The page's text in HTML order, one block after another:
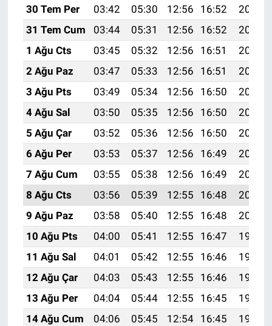
30 Tem Per
03:42 05:30 12:56 16:52
20:12
31 Tem Cum
03:44 05:31 12:56 16:52
20:11
1 Ağu Cts
03:45 05:32 12:56 16:51
20:10
2 Ağu Paz
03:47 05:33 12:56 16:51
20:09
3 Ağu Pts
03:49 05:34 12:56 16:50
20:08
4 Ağu Sal
03:50 05:35 12:56 16:50
20:07
5 Ağu Çar
03:52 05:36 12:56 16:50
20:06
6 Ağu Per
03:53 05:37 12:56 16:49
20:04
7 Ağu Cum
03:55 05:38 12:56 16:49
20:03
8 Ağu Cts
03:56 05:39 12:55 16:48
20:02
9 Ağu Paz
03:58 05:40 12:55 16:48
20:01
10 Ağu Pts
04:00 05:41 12:55 16:47
19:59
11 Ağu Sal
04:01 05:42 12:55 16:46
19:58
12 Ağu Çar
04:03 05:43 12:55 16:46
19:57
13 Ağu Per
04:04 05:44 12:55 16:45
19:55
14 Ağu Cum
04:06 05:45 12:54 16:45
19:54